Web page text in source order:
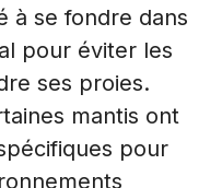
à se fondre dans
pour éviter les
ses proies.
mantis ont
pour